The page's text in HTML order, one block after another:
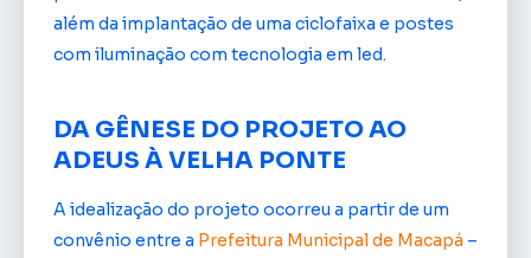
além da implantação de uma ciclofaixa e postes
com iluminação com tecnologia em led.
DA GÊNESE DO PROJETO AO
ADEUS À VELHA PONTE
A idealização do projeto ocorreu a partir de um
convênio entre a Prefeitura Municipal de Macapá –